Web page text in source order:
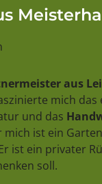
aus
mich das
und das
mich ist ein
ist ein privater
soll.